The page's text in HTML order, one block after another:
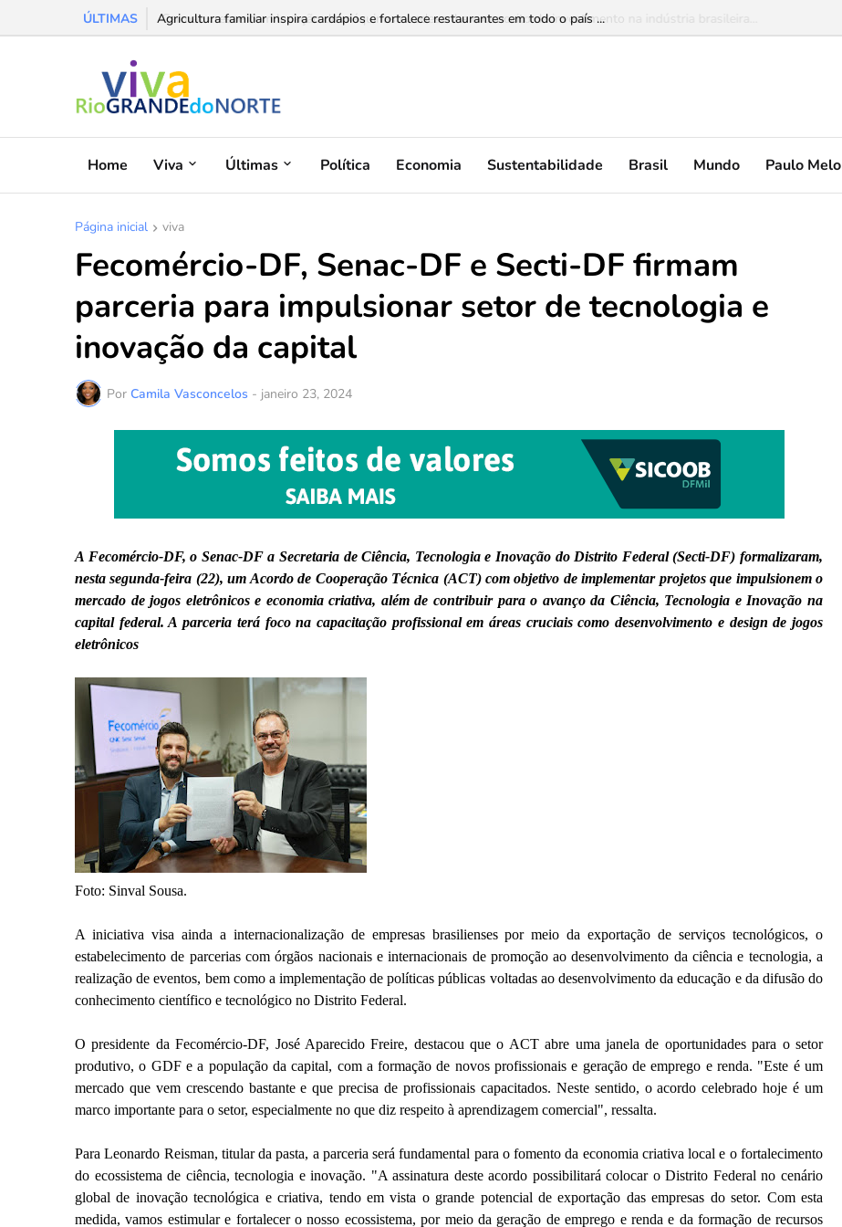
ÚLTIMAS Agricultura familiar inspira cardápios e fortalece restaurantes em todo o país ...
Home Viva Últimas Política Economia Sustentabilidade Brasil Mundo Paulo Melo
Página inicial viva
Fecomércio-DF, Senac-DF e Secti-DF firmam
parceria para impulsionar setor de tecnologia e
inovação da capital
Por Camila Vasconcelos - janeiro 23, 2024
A Fecomércio-DF, o Senac-DF a Secretaria de Ciência, Tecnologia e Inovação do Distrito Federal (Secti-DF) formalizaram,
nesta segunda-feira (22), um Acordo de Cooperação Técnica (ACT) com objetivo de implementar projetos que impulsionem o
mercado de jogos eletrônicos e economia criativa, além de contribuir para o avanço da Ciência, Tecnologia e Inovação na
capital federal. A parceria terá foco na capacitação profissional em áreas cruciais como desenvolvimento e design de jogos
eletrônicos
Foto: Sinval Sousa.
A iniciativa visa ainda a internacionalização de empresas brasilienses por meio da exportação de serviços tecnológicos, o
estabelecimento de parcerias com órgãos nacionais e internacionais de promoção ao desenvolvimento da ciência e tecnologia, a
realização de eventos, bem como a implementação de políticas públicas voltadas ao desenvolvimento da educação e da difusão do
conhecimento científico e tecnológico no Distrito Federal.
O presidente da Fecomércio-DF, José Aparecido Freire, destacou que o ACT abre uma janela de oportunidades para o setor
produtivo, o GDF e a população da capital, com a formação de novos profissionais e geração de emprego e renda. "Este é um
mercado que vem crescendo bastante e que precisa de profissionais capacitados. Neste sentido, o acordo celebrado hoje é um
marco importante para o setor, especialmente no que diz respeito à aprendizagem comercial", ressalta.
Para Leonardo Reisman, titular da pasta, a parceria será fundamental para o fomento da economia criativa local e o fortalecimento
do ecossistema de ciência, tecnologia e inovação. "A assinatura deste acordo possibilitará colocar o Distrito Federal no cenário
global de inovação tecnológica e criativa, tendo em vista o grande potencial de exportação das empresas do setor. Com esta
medida, vamos estimular e fortalecer o nosso ecossistema, por meio da geração de emprego e renda e da formação de recursos